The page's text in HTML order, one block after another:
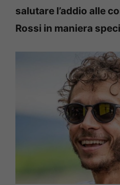
salutare l’addio alle
Rossi in maniera